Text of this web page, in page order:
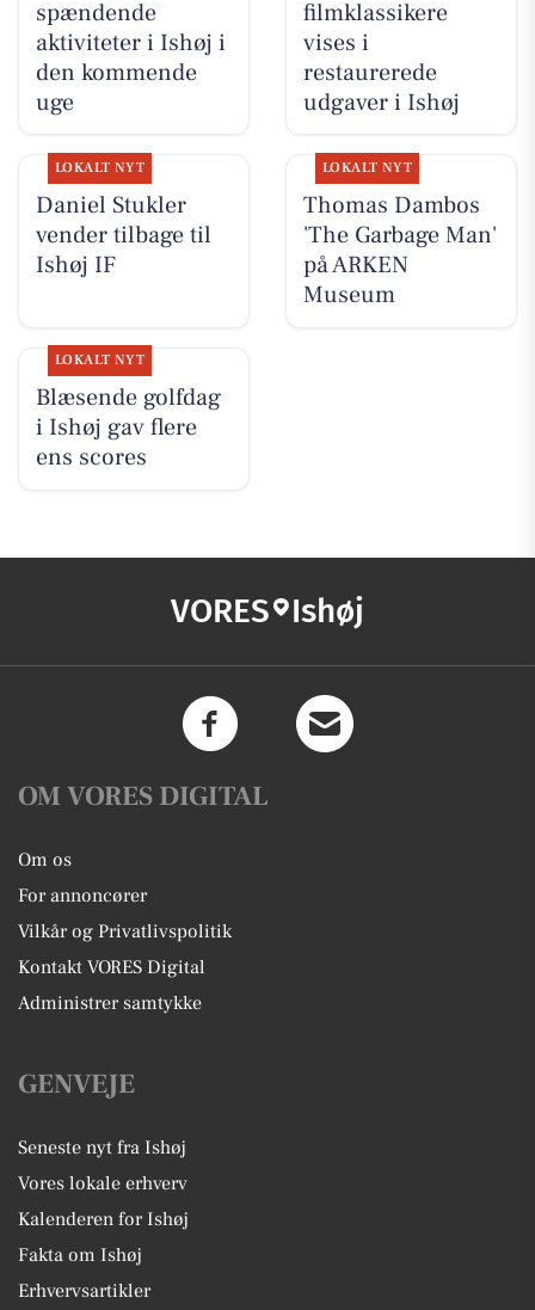
spændende
aktiviteter i Ishøj i
den kommende
uge
filmklassikere
vises i
restaurerede
udgaver i Ishøj
LOKALT NYT
Daniel Stukler
vender tilbage til
Ishøj IF
LOKALT NYT
Thomas Dambos
'The Garbage Man'
på ARKEN
Museum
LOKALT NYT
Blæsende golfdag
i Ishøj gav flere
ens scores
VORES Ishøj
OM VORES DIGITAL
Om os
For annoncører
Vilkår og Privatlivspolitik
Kontakt VORES Digital
Administrer samtykke
GENVEJE
Seneste nyt fra Ishøj
Vores lokale erhverv
Kalenderen for Ishøj
Fakta om Ishøj
Erhvervsartikler